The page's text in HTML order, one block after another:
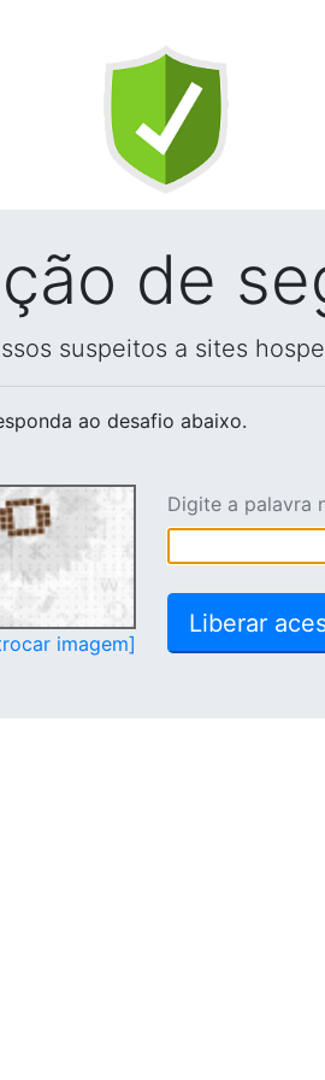
de
suspeitos a sites
ao desafio abaixo.
imagem]
Digite a palavra